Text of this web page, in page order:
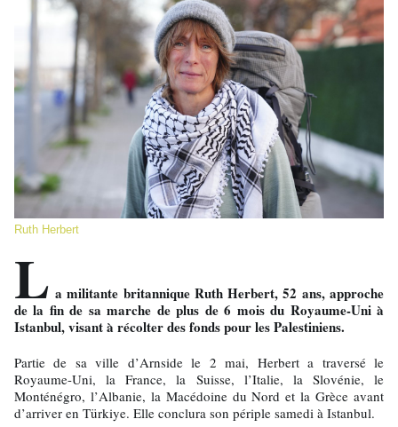
Ruth Herbert
L a militante britannique Ruth Herbert, 52 ans, approche
de la fin de sa marche de plus de 6 mois du Royaume-Uni à
Istanbul, visant à récolter des fonds pour les Palestiniens.
Partie de sa ville d’Arnside le 2 mai, Herbert a traversé le
Royaume-Uni, la France, la Suisse, l’Italie, la Slovénie, le
Monténégro, l’Albanie, la Macédoine du Nord et la Grèce avant
d’arriver en Türkiye. Elle conclura son périple samedi à Istanbul.